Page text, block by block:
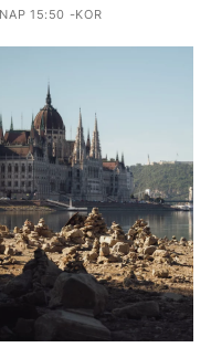
15:50 -KOR